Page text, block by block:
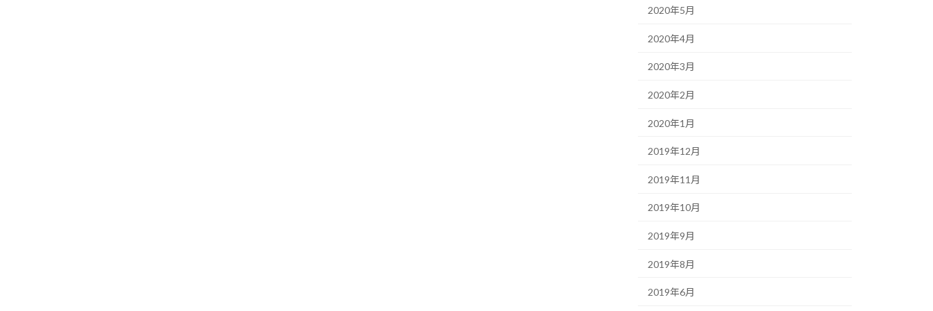
2020年5月
2020年4月
2020年3月
2020年2月
2020年1月
2019年12月
2019年11月
2019年10月
2019年9月
2019年8月
2019年6月